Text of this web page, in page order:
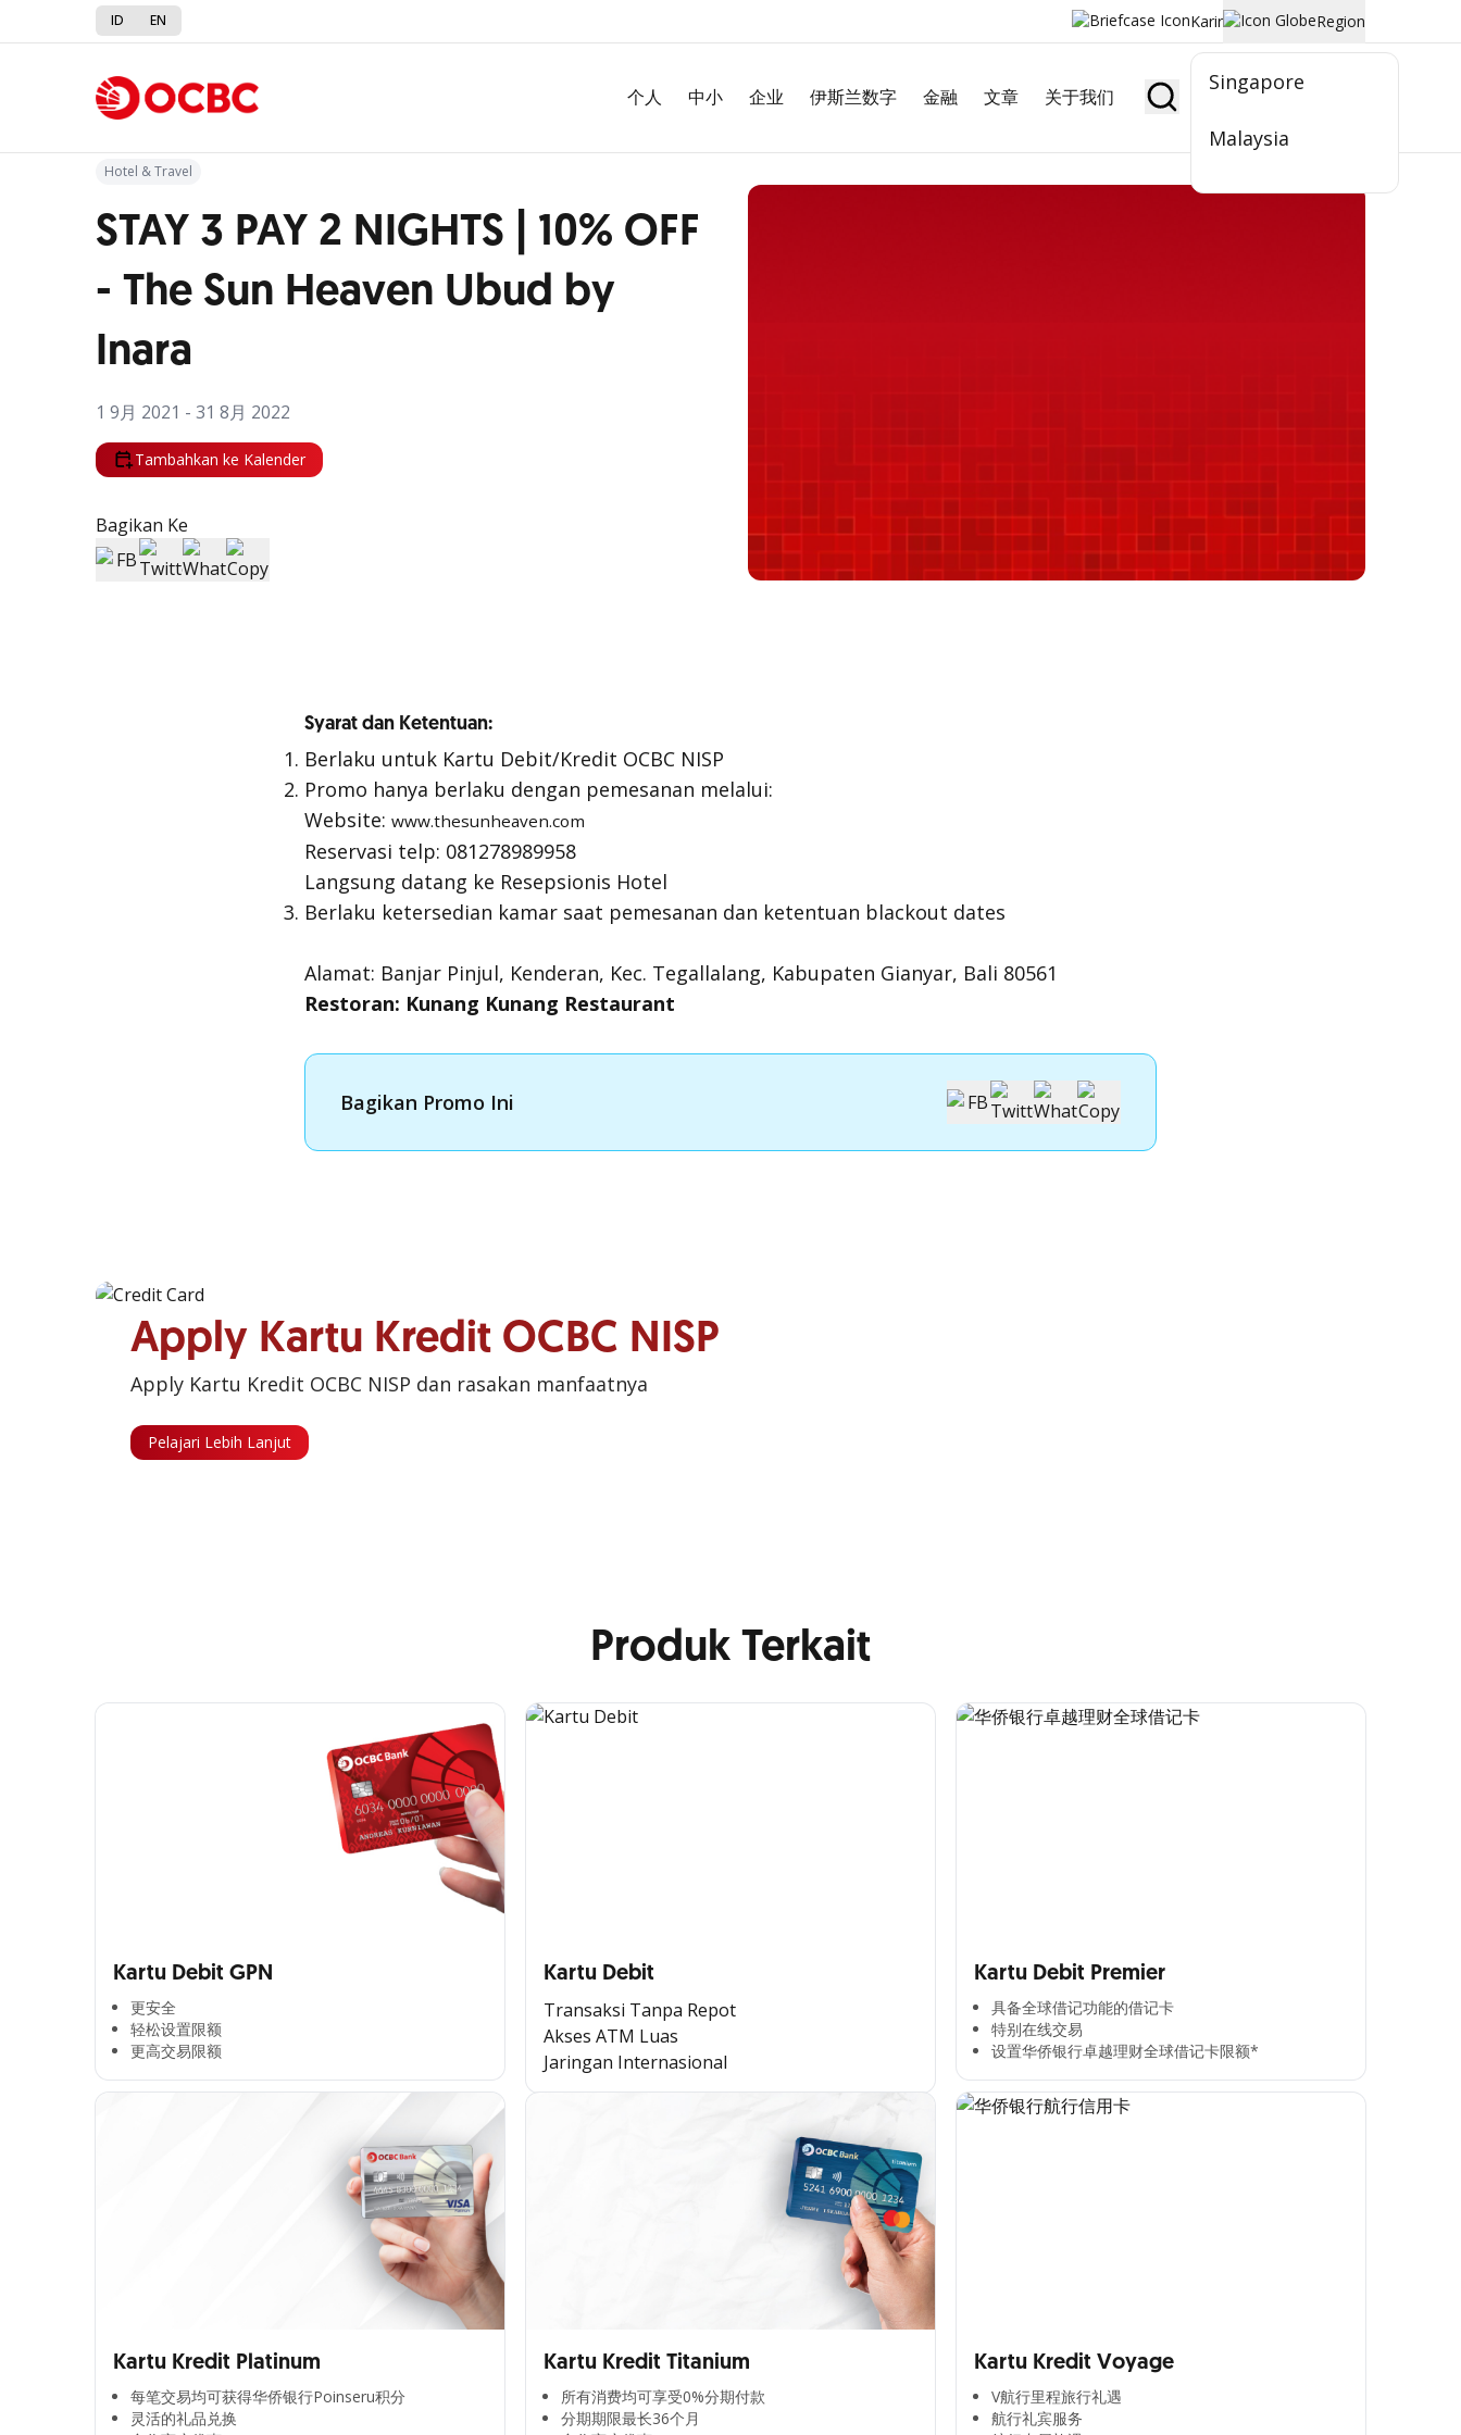
ID EN Karir Region
Singapore
Malaysia
个人 中小 企业 伊斯兰数字 金融 文章 关于我们 Jadi Nasabah
Kembali ke Promo
Hotel & Travel
STAY 3 PAY 2 NIGHTS | 10% OFF
- The Sun Heaven Ubud by
Inara
1 9月 2021 - 31 8月 2022
Tambahkan ke Kalender
Bagikan Ke
Syarat dan Ketentuan:
Berlaku untuk Kartu Debit/Kredit OCBC NISP
Promo hanya berlaku dengan pemesanan melalui:
Website: www.thesunheaven.com
Reservasi telp: 081278989958
Langsung datang ke Resepsionis Hotel
Berlaku ketersedian kamar saat pemesanan dan ketentuan blackout dates
Alamat: Banjar Pinjul, Kenderan, Kec. Tegallalang, Kabupaten Gianyar, Bali 80561
Restoran: Kunang Kunang Restaurant
Bagikan Promo Ini
Apply Kartu Kredit OCBC NISP
Apply Kartu Kredit OCBC NISP dan rasakan manfaatnya
Pelajari Lebih Lanjut
Produk Terkait
Kartu Debit GPN
更安全​
轻松设置限额​
更高交易限额​
Kartu Debit
Transaksi Tanpa Repot
Akses ATM Luas
Jaringan Internasional
Kartu Debit Premier
具备全球借记功能的借记卡​
特别在线交易​
设置华侨银行卓越理财全球借记卡限额*​
Kartu Kredit Platinum
每笔交易均可获得华侨银行Poinseru积分​
灵活的礼品兑换​
Kartu Kredit Titanium
所有消费均可享受0%分期付款​
分期期限最长36个月​
Kartu Kredit Voyage
V航行里程旅行礼遇
航行礼宾服务